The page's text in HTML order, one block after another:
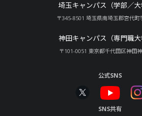
埼玉キャンパス（学部／大
〒345-8501 埼玉県南埼玉郡宮代町
神田キャンパス（専門職大
〒101-0051 東京都千代田区神田
公式SNS
SNS共有